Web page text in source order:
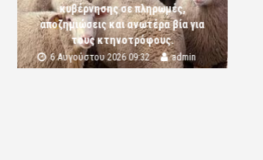
κυβέρνησης σε πληρωμές,
αποζημιώσεις και ανωτέρα βία για
τους κτηνοτρόφους.
6 Αυγούστου 2026 09:32 admin